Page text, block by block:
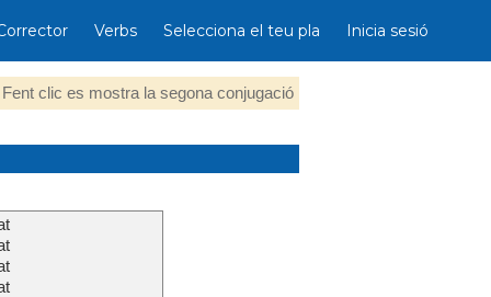
Verbs Selecciona el teu pla Inicia sesió
Fent clic es mostra la segona conjugació